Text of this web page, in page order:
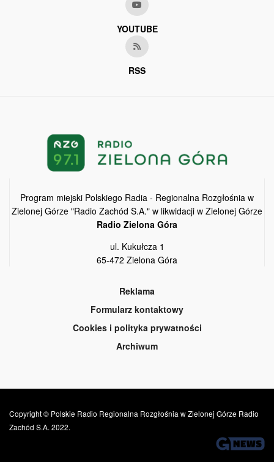
YOUTUBE
RSS
Program miejski Polskiego Radia - Regionalna Rozgłośnia w
Zielonej Górze "Radio Zachód S.A." w likwidacji w Zielonej Górze
Radio Zielona Góra
ul. Kukułcza 1
65-472 Zielona Góra
Reklama
Formularz kontaktowy
Cookies i polityka prywatności
Archiwum
Copyright © Polskie Radio Regionalna Rozgłośnia w Zielonej Górze Radio
Zachód S.A. 2022.